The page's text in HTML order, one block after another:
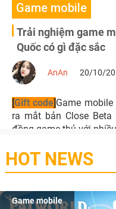
Game mobile
Trải nghiệm game
Quốc có gì đặc sắc
AnAn 20/10/
[Gift code]Game
ra mắt bản Close Beta
đồng game thủ với
HOT NEWS
Game mobile